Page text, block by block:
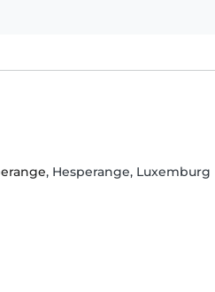
, Hesperange, Luxemburg